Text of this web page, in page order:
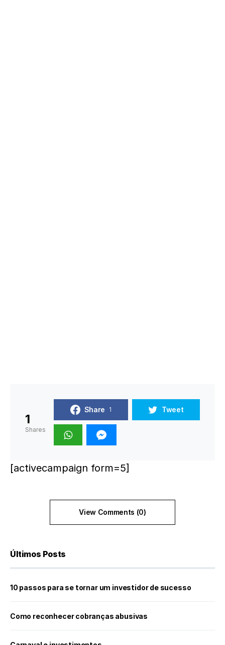
1
Shares
Share 1 Tweet
[activecampaign form=5]
View Comments (0)
Últimos Posts
10 passos para se tornar um investidor de sucesso
Como reconhecer cobranças abusivas